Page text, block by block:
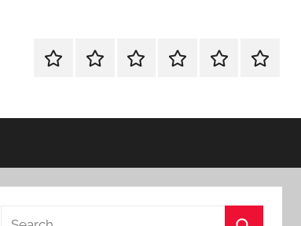
首
當
網
流
環
聯
Search